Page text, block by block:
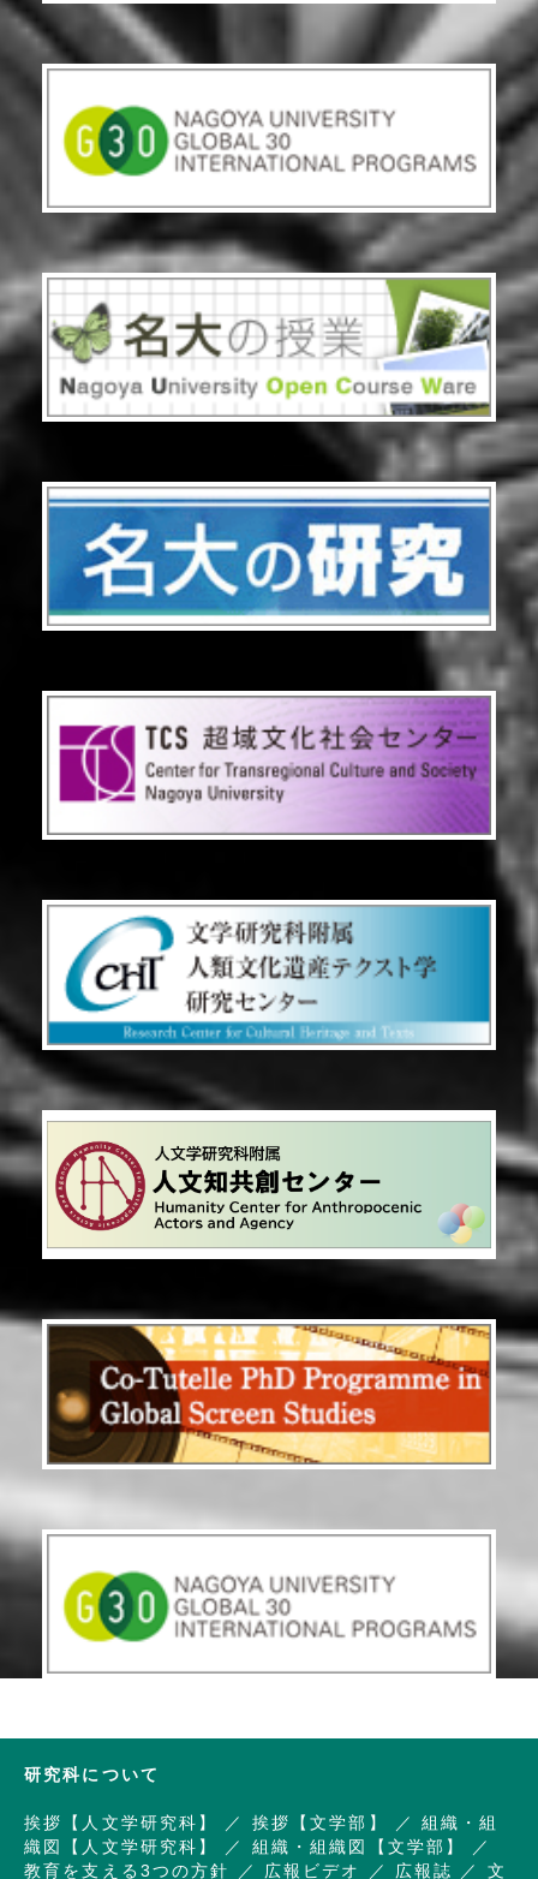
研究科について
挨拶【人文学研究科】 挨拶【文学部】
組織・組
織図【人文学研究科】
組織・組織図【文学部】
教育を支える3つの方針
広報ビデオ 広報誌
文